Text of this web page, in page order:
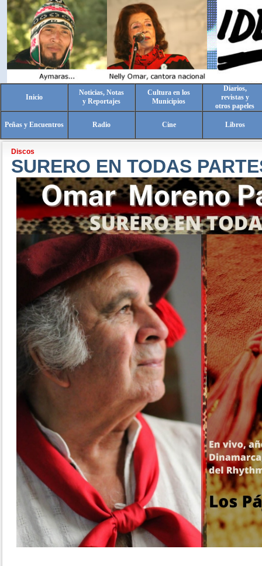
Inicio
Noticias, Notas
y Reportajes
Cultura en los
Municipios
Diarios,
revistas y
otros papeles
Peñas y Encuentros Radio Cine Libros
Discos
SURERO EN TODAS